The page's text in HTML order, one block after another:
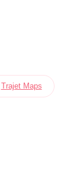
Trajet Maps